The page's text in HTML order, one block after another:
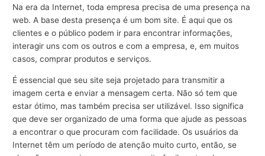
Na era da Internet, toda empresa precisa de uma presença na
web. A base desta presença é um bom site. É aqui que os
clientes e o público podem ir para encontrar informações,
interagir uns com os outros e com a empresa, e, em muitos
casos, comprar produtos e serviços.
É essencial que seu site seja projetado para transmitir a
imagem certa e enviar a mensagem certa. Não só tem que
estar ótimo, mas também precisa ser utilizável. Isso significa
que deve ser organizado de uma forma que ajude as pessoas
a encontrar o que procuram com facilidade. Os usuários da
Internet têm um período de atenção muito curto, então, se
c
o
s